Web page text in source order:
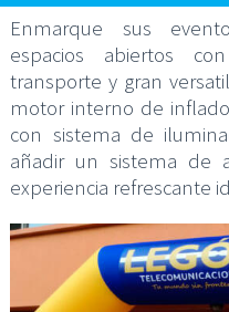
Enmarque sus
espacios abiertos
transporte y gran
motor interno de
con sistema de
añadir un sistema de
experiencia refrescante